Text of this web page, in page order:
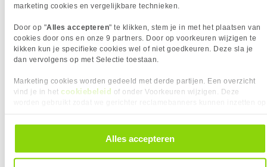
marketing cookies en vergelijkbare technieken.
Door op "Alles accepteren" te klikken, stem je in met het plaatsen van
cookies door ons en onze 9 partners. Door op voorkeuren wijzigen te
kikken kun je specifieke cookies wel of niet goedkeuren. Deze sla je
dan vervolgens op met Selectie toestaan.
Marketing cookies worden gedeeld met derde partijen. Een overzicht
vind je in het cookiebeleid of onder Voorkeuren wijzigen. Deze
alle cookies. Je kunt je gegeven toestemming altijd intrekken, dit doe je
door in de footer van onze website te klikken op ‘Cookievoorkeuren’
Alles accepteren
MSI MAG 242C 24" Full-HD 180Hz
Curved VA Gaming Monitor
2 119,-
MSI